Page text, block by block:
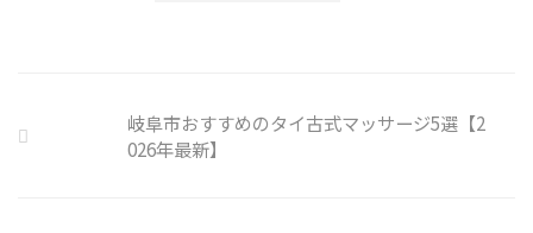
岐阜市おすすめのタイ古式マッサージ5選【2
026年最新】